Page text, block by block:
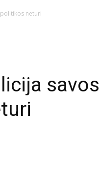
neturi
savos